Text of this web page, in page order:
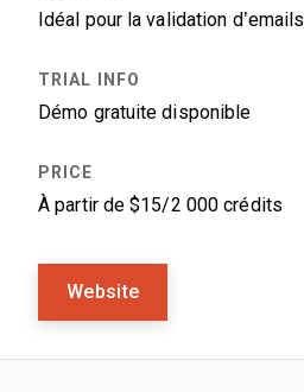
Idéal pour la validation d’emails
Démo gratuite disponible
À partir de $15/2 000 crédits
Website